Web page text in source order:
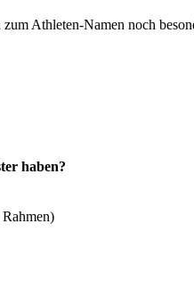
Athleten-Namen noch
haben?